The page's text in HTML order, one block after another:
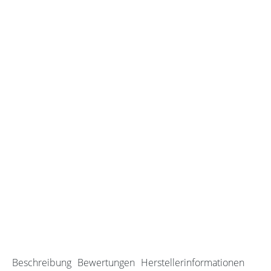
Beschreibung Bewertungen Herstellerinformationen